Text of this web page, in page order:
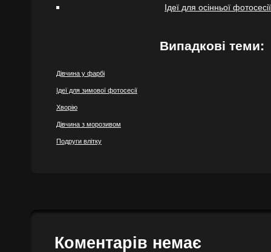
Ідеї ​​для осінньої фотосесії
Випадкові теми:
Дівчина у фарбі
Ідеї ​​для зимової фотосесії
Хворію
Дівчина з морозивом
Подруги влітку
Коментарів немає